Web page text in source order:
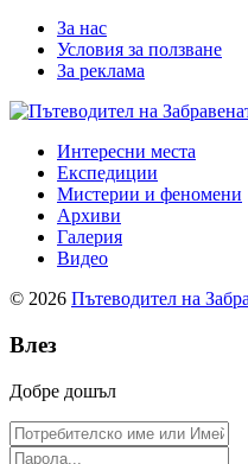
За нас
Условия за ползване
За реклама
Интересни места
Експедиции
Мистерии и феномени
Архиви
Галерия
Видео
© 2026 Пътеводител на
Влез
Добре дошъл